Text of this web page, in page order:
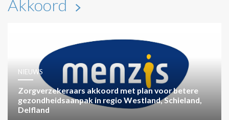
Akkoord
NIEUWS
Zorgverzekeraars akkoord met plan voor betere
gezondheidsaanpak in regio Westland, Schieland,
Delfland